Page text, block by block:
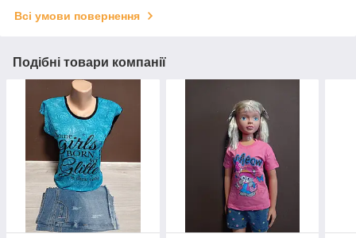
Всі умови повернення
Подібні товари компанії